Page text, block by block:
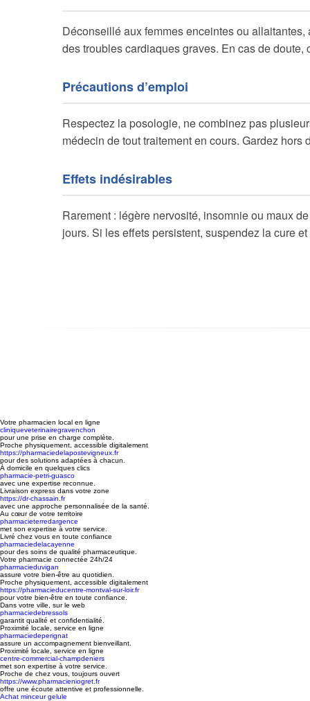
Déconseillé aux femmes enceintes ou
des troubles cardiaques graves. En cas de
Précautions d’emploi
Respectez la posologie, ne combinez pas
médecin de tout traitement en cours. Gardez hors
Effets indésirables
Rarement : légère nervosité, insomnie ou maux
jours. Si les effets persistent, suspendez la cure
Votre pharmacien local en ligne
cliniqueveterinairegravenchon
pour une prise en charge complète.
Proche physiquement, accessible digitalement
https://pharmaciedelapostevigneux.fr
pour des solutions adaptées à chacun.
À domicile en quelques clics
pharmacie-petri-guasco
avec une expertise reconnue.
Livraison express dans votre zone
https://dr-chassain.fr
avec une approche personnalisée de la santé.
Au cœur de votre territoire
pharmacieterredargence
met son expertise à votre service.
Livré chez vous en toute confiance
pharmaciedelacayenne
pour des soins de qualité pharmaceutique.
Votre pharmacie connectée 24h/24
pharmacieduvigan
assure votre bien-être au quotidien.
Proche physiquement, accessible digitalement
https://pharmacieducentre-montval-sur-loir.fr
pour votre bien-être en toute confiance.
Dans votre ville, sur le web
pharmaciedebressols
garantit qualité et confidentialité.
Proximité locale, service en ligne
pharmaciedeperignat
assure un accompagnement bienveillant.
Proximité locale, service en ligne
centre-commercial-champdeniers
met son expertise à votre service.
Proche de chez vous, toujours ouvert
https://www.pharmacieniogret.fr
offre une écoute attentive et professionnelle.
Achat minceur gelule